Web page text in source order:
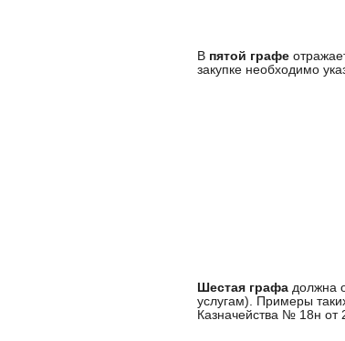
В пятой графе
закупке необходимо
Шестая графа должна
услугам). Примеры
Казначейства № 18н от